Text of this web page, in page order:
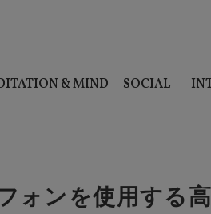
& MIND SOCIAL
ォンを使用する